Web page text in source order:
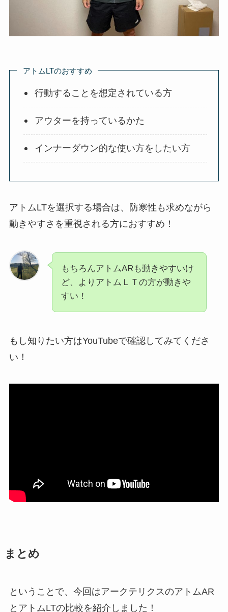
アトムLTのおすすめ
行動することを想定されている方
アウターを持っているかた
インナーダウン的な使い方をしたい方
アトムLTを選択する場合は、防寒性も求めながら
動きやすさを重視される方におすすめ！
もちろんアトムARも動きやすいけ
ど、よりアトムＬＴの方が動きや
すい！
もし知りたい方はYouTubeで確認してみてくださ
い！
まとめ
ということで、今回はアークテリクスのアトムAR
とアトムLTの比較を紹介しました！